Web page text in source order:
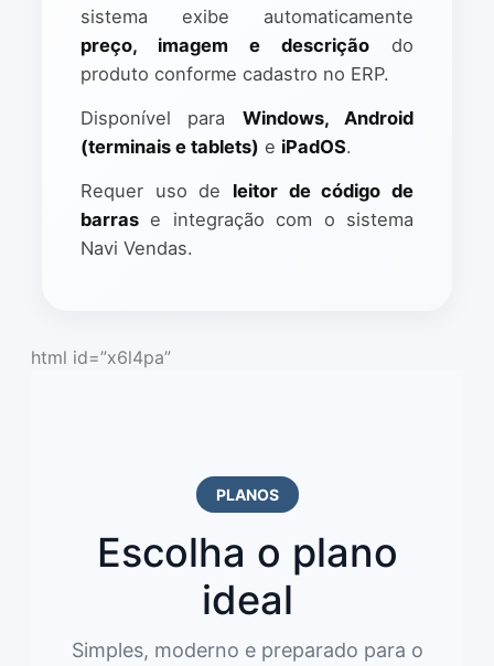
sistema exibe automaticamente
preço, imagem e descrição do
produto conforme cadastro no ERP.
Disponível para Windows, Android
(terminais e tablets) e iPadOS.
Requer uso de leitor de código de
barras e integração com o sistema
Navi Vendas.
html id=”x6l4pa”
PLANOS
Escolha o plano
ideal
Simples, moderno e preparado para o